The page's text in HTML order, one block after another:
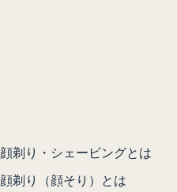
顔剃り・シェービングとは
顔剃り（顔そり）とは